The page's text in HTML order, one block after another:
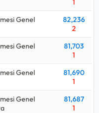
Genel
82,236
2
Genel
81,703
1
Genel
81,690
1
Genel
81,687
1